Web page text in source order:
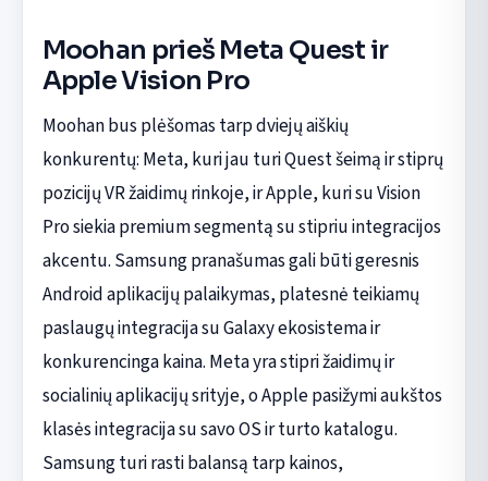
Moohan prieš Meta Quest ir
Apple Vision Pro
Moohan bus plėšomas tarp dviejų aiškių
konkurentų: Meta, kuri jau turi Quest šeimą ir stiprų
pozicijų VR žaidimų rinkoje, ir Apple, kuri su Vision
Pro siekia premium segmentą su stipriu integracijos
akcentu. Samsung pranašumas gali būti geresnis
Android aplikacijų palaikymas, platesnė teikiamų
paslaugų integracija su Galaxy ekosistema ir
konkurencinga kaina. Meta yra stipri žaidimų ir
socialinių aplikacijų srityje, o Apple pasižymi aukštos
klasės integracija su savo OS ir turto katalogu.
Samsung turi rasti balansą tarp kainos,